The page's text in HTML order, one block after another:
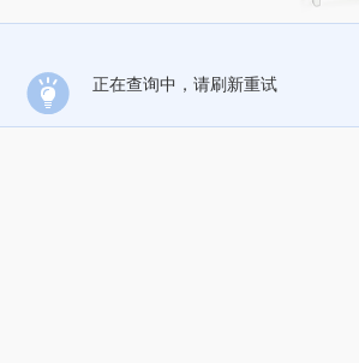
正在查询中，请刷新重试